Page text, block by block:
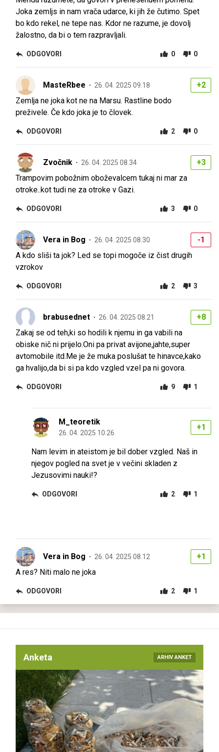
Joka zemljs in nam vrača udarce, ki jih že čutimo. Spet
bo kdo rekel, ne tepe nas. Kdor ne razume, je dovolj
žalostno, da bi o tem razpravljali.
ODGOVORI 0 0
MasteRbee 26. 04. 2025 09.18
+2
Zemlja ne joka kot ne na Marsu. Rastline bodo
preživele. Če kdo joka je to človek.
ODGOVORI 2 0
Zvočnik 26. 04. 2025 08.34
+3
Trampovim pobožnim oboževalcem tukaj ni mar za
otroke..kot tudi ne za otroke v Gazi.
ODGOVORI 3 0
Vera in Bog 26. 04. 2025 08.30
-1
A kdo sliši ta jok? Led se topi mogoče iz čist drugih
vzrokov
ODGOVORI 2 3
brabusednet 26. 04. 2025 08.21
+8
Zakaj se od teh,ki so hodili k njemu in ga vabili na
obiske nič ni prijelo.Oni pa privat avijone,jahte,super
avtomobile itd.Me je že muka poslušat te hinavce,kako
ga hvalijo,da bi si pa kdo vzgled vzel pa ni govora.
ODGOVORI 9 1
M_teoretik
26. 04. 2025 10.26
+1
Nam levim in ateistom je bil dober vzgled. Naš in
njegov pogled na svet je v večini skladen z
Jezusovimi nauki!?
ODGOVORI 2 1
Vera in Bog 26. 04. 2025 08.12
+1
A res? Niti malo ne joka
ODGOVORI 2 1
Anketa ARHIV ANKET